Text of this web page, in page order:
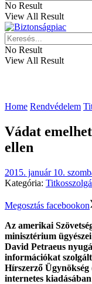
No Result
View All Result
No Result
View All Result
Home Rendvédelem
Vádat
ellen
2015. január 10.
Kategória:
Megosztás facebookon
Az amerikai
minisztérium
David Petraeus
információkat
Hírszerző
internetes